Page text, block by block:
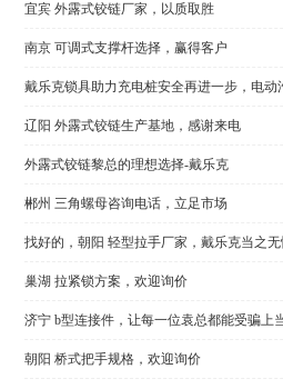
宜宾 外露式铰链厂家，以质取胜
南京 可调式支撑杆选择，赢得客户
戴乐克锁具助力充电桩安全再进一步，电动
辽阳 外露式铰链生产基地，感谢来电
外露式铰链黎总的理想选择-戴乐克
郴州 三角螺母咨询电话，立足市场
找好的，朝阳 轻型拉手厂家，戴乐克当之
巢湖 拉紧锁方案，欢迎询价
济宁 b型连接件，让每一位袁总都能受骗上
朝阳 桥式把手规格，欢迎询价